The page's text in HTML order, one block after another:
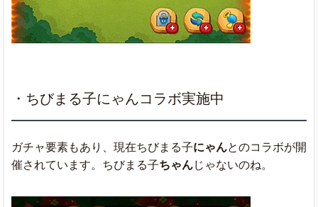
・ちびまる子にゃんコラボ実施中
ガチャ要素もあり、現在ちびまる子にゃんとのコラボが開
催されています。ちびまる子ちゃんじゃないのね。